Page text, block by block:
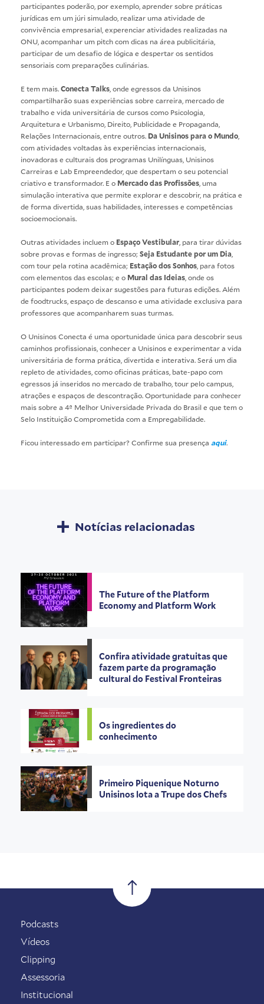
participantes poderão, por exemplo, aprender sobre práticas
jurídicas em um júri simulado, realizar uma atividade de
convivência empresarial, experenciar atividades realizadas na
ONU, acompanhar um pitch com dicas na área publicitária,
participar de um desafio de lógica e despertar os sentidos
sensoriais com preparações culinárias.
E tem mais.Conecta Talks , onde egressos da Unisinos
compartilharão suas experiências sobre carreira, mercado de
trabalho e vida universitária de cursos como Psicologia,
Arquitetura e Urbanismo, Direito, Publicidade e Propaganda,
Relações Internacionais, entre outros. Da Unisinos para o Mundo
com atividades voltadas às experiências internacionais,
inovadoras e culturais dos programas Unilínguas, Unisinos
Carreiras e Lab Empreendedor, que despertam o seu potencial
criativo e transformador. E o Mercado das Profissões , uma
simulação interativa que permite explorar e descobrir, na prática e
de forma divertida, suas habilidades, interesses e competências
socioemocionais.
Outras atividades incluem o Espaço Vestibular , para tirar dúvidas
sobre provas e formas de ingresso; Seja Estudante por um Dia
com tour pela rotina acadêmica; Estação dos Sonhos , para fotos
com elementos das escolas; e o Mural das Ideias , onde os
participantes podem deixar sugestões para futuras edições. Além
de foodtrucks, espaço de descanso e uma atividade exclusiva para
professores que acompanharem suas turmas.
O Unisinos Conecta é uma oportunidade única para descobrir seus
caminhos profissionais, conhecer a Unisinos e experimentar a vida
universitária de forma prática, divertida e interativa. Será um dia
repleto de atividades, como oficinas práticas, bate-papo com
egressos já inseridos no mercado de trabalho, tour pelo campus,
atrações e espaços de descontração. Oportunidade para conhecer
mais sobre a 4ª Melhor Universidade Privada do Brasil e que tem o
Selo Instituição Comprometida com a Empregabilidade.
Ficou interessado em participar? Confirme sua presença aqui.
Notícias relacionadas
The Future of the Platform
Economy and Platform Work
Confira atividade gratuitas que
fazem parte da programação
cultural do Festival Fronteiras
Os ingredientes do
conhecimento
Primeiro Piquenique Noturno
Unisinos lota a Trupe dos Chefs
Podcasts
Vídeos
Clipping
Assessoria
Institucional